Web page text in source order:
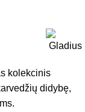
kolekcinis
didybę,